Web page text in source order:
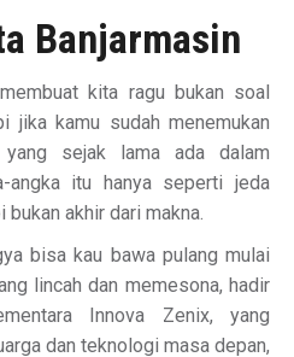
Banjarmasin
kita ragu bukan soal
jika kamu sudah menemukan
sejak lama ada dalam
angka itu hanya seperti jeda
akhir dari makna.
bisa kau bawa pulang mulai
lincah dan memesona, hadir
Innova Zenix, yang
dan teknologi masa depan,